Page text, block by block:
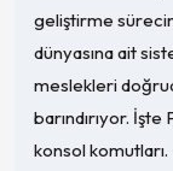
geliştirme
dünyasına ait
meslekleri
barındırıyor.
konsol komutları.